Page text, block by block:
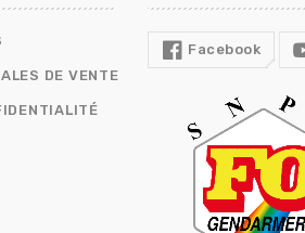
DE VENTE
Facebook